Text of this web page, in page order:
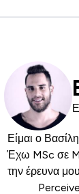
Είμαι ο
Έχω MSc σε
την έρευνα